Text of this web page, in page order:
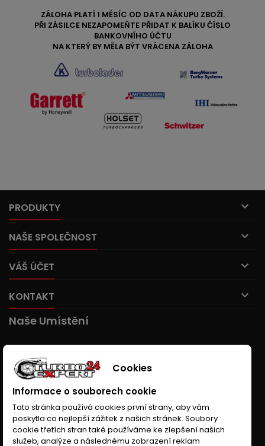
ZÁLOHA PLATÍ 1 MĚSÍC OD DATA NÁKUPU ZBOŽÍ.
PŘI ZÁSILCE NEZAPOMEŇTE PŘIDAT K BALÍKU ČÍSLO
BANKOVNÍHO ÚČTU
NA KTERÝ BY MĚLA BÝT VRÁCENA ZÁLOHA
PRODUKTY 
NAŠE SPOLEČNOST 
VÁŠ ÚČET 
KONTAKT 
Naše Umístění
Cookies
Informace o souborech cookie
Tato stránka používá cookies první strany, aby vám
poskytla co nejlepší zážitek z našich stránek. Soubory
cookie třetích stran také používáme ke zlepšení našich
služeb, analýze a následnému zobrazení reklam